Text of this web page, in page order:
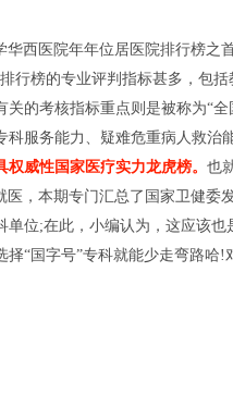
华西医院年年位居医院排行榜之
行榜的专业评判指标甚多，包
关的考核指标重点则是被称为“
科服务能力、疑难危重病人救
权威性国家医疗实力龙虎榜。 也
医，本期专门汇总了国家卫健委
单位;在此，小编认为，这应该也
择“国字号”专科就能少走弯路哈!